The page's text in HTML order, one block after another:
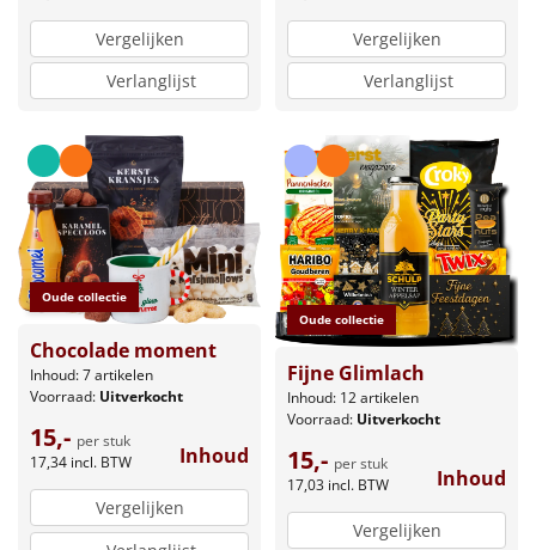
Vergelijken
Verlanglijst
Vergelijken
Verlanglijst
Oude collectie
Chocolade moment
Inhoud: 7 artikelen
Voorraad: Uitverkocht
15,- per stuk
17,34 incl. BTW Inhoud
Vergelijken
Oude collectie
Fijne Glimlach
Inhoud: 12 artikelen
Voorraad: Uitverkocht
15,- per stuk
17,03 incl. BTW Inhoud
Vergelijken